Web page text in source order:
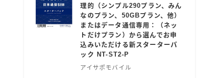
理的（シンプル290プラン、みん
なのプラン、50GBプラン、他）
またはデータ通信専用：（ネッ
トだけプラン）から選んでお申
込みいただける新スターターパ
ック NT-ST2-P
アイサポモバイル